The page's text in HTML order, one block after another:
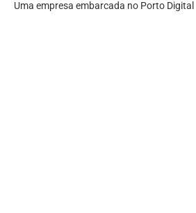
Uma empresa embarcada no Porto Digital